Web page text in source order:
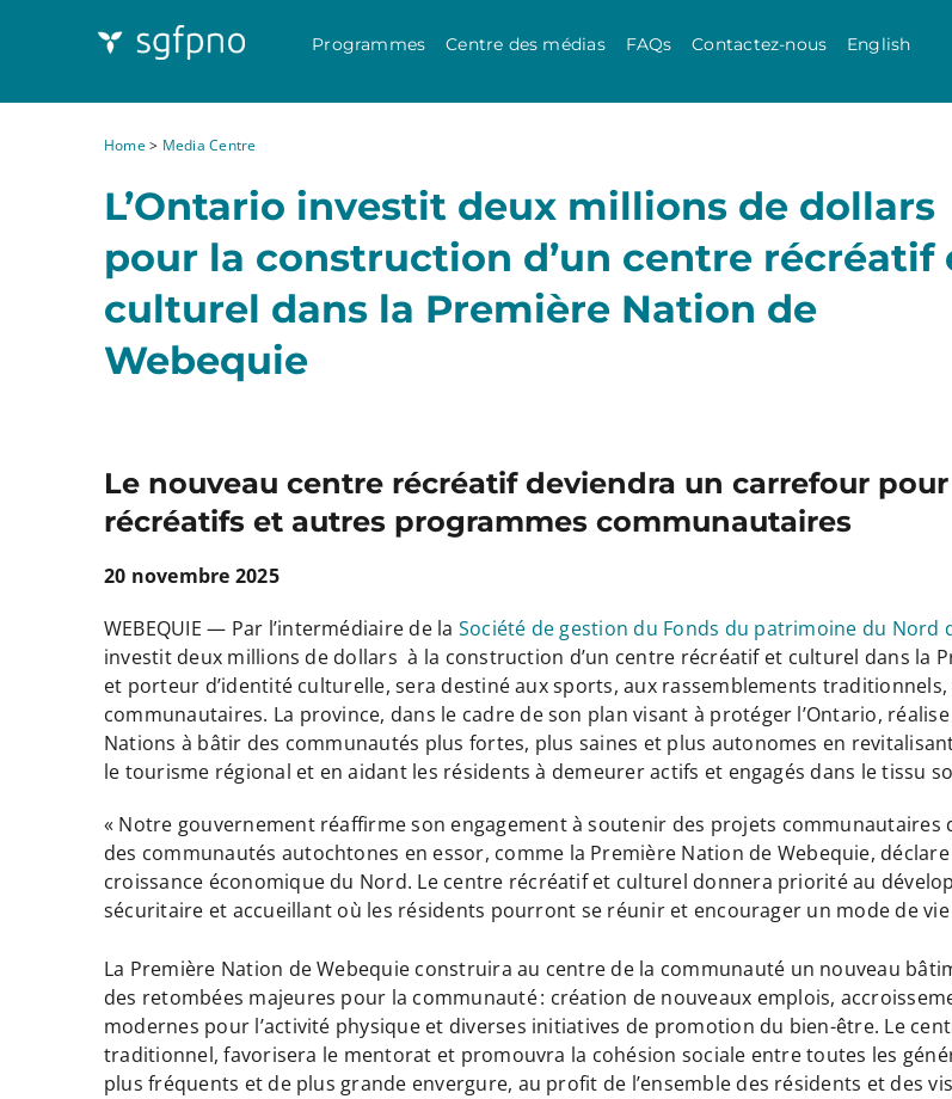
Programmes Centre des médias FAQs Contactez-nous English
Home> Media Centre
L’Ontario investit deux millions de dollars
pour la construction d’un centre récréatif
culturel dans la Première Nation de
Webequie
Le nouveau centre récréatif deviendra un carrefour
récréatifs et autres programmes communautaires
20 novembre 2025
WEBEQUIE — Par l’intermédiaire de la Société de gestion du Fonds du patrimoine du Nord
investit deux millions de dollars à la construction d’un centre récréatif et culturel dans la
et porteur d’identité culturelle, sera destiné aux sports, aux rassemblements
communautaires. La province, dans le cadre de son plan visant à protéger l’Ontario,
Nations à bâtir des communautés plus fortes, plus saines et plus autonomes en
le tourisme régional et en aidant les résidents à demeurer actifs et engagés dans le tissu
« Notre gouvernement réaffirme son engagement à soutenir des projets
des communautés autochtones en essor, comme la Première Nation de Webequie,
croissance économique du Nord. Le centre récréatif et culturel donnera priorité au
sécuritaire et accueillant où les résidents pourront se réunir et encourager un mode de vie
La Première Nation de Webequie construira au centre de la communauté un nouveau
des retombées majeures pour la communauté : création de nouveaux emplois,
modernes pour l’activité physique et diverses initiatives de promotion du bien-être. Le
traditionnel, favorisera le mentorat et promouvra la cohésion sociale entre toutes les
plus fréquents et de plus grande envergure, au profit de l’ensemble des résidents et des